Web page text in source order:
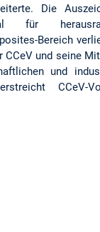
Die
Bereich
und seine
und
CCeV-